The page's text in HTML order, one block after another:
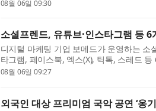
08월 06일 09:30
소셜프렌드, 유튜브·인스타그램 등
디지털 마케팅 기업 보메드가 운영하는 소
타그램, 페이스북, 엑스(X), 틱톡, 스레드
수 있는 통합 환경을 제공한다고 밝혔다. 6
08월 06일 09:27
외국인 대상 프리미엄 국악 공연 ‘옹